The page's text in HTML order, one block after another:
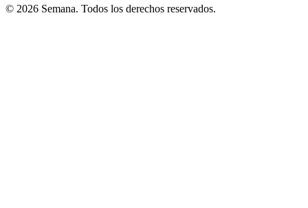
© 2026 Semana. Todos los derechos reservados.